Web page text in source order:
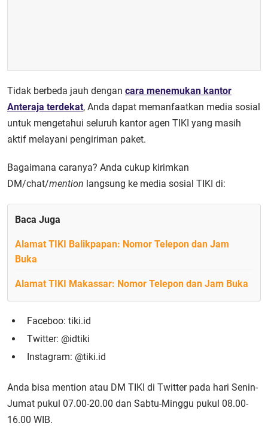
Tidak berbeda jauh dengan cara menemukan kantor
Anteraja terdekat, Anda dapat memanfaatkan media sosial
untuk mengetahui seluruh kantor agen TIKI yang masih
aktif melayani pengiriman paket.
Bagaimana caranya? Anda cukup kirimkan
DM/chat/mention langsung ke media sosial TIKI di:
Baca Juga
Alamat TIKI Balikpapan: Nomor Telepon dan Jam
Buka
Alamat TIKI Makassar: Nomor Telepon dan Jam Buka
Faceboo: tiki.id
Twitter: @idtiki
Instagram: @tiki.id
Anda bisa mention atau DM TIKI di Twitter pada hari Senin-
Jumat pukul 07.00-20.00 dan Sabtu-Minggu pukul 08.00-
16.00 WIB.